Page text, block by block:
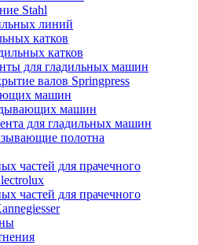
Stahl
линий
катков
катков
для гладильных машин
валов Springpress
машин
машин
для гладильных машин
полотна
частей для прачечного
частей для прачечного